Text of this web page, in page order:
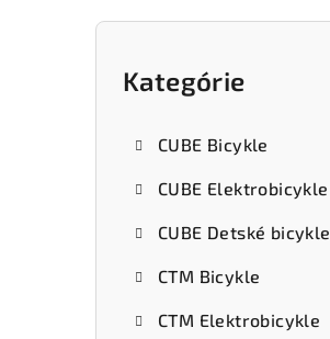
Preskočiť
Kategórie
CUBE Bicykle
CUBE Elektrobicykle
CUBE Detské bicykle
CTM Bicykle
CTM Elektrobicykle